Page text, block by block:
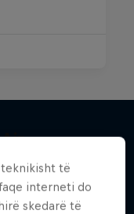
kitesurfing
të
interneti do
skedarë të